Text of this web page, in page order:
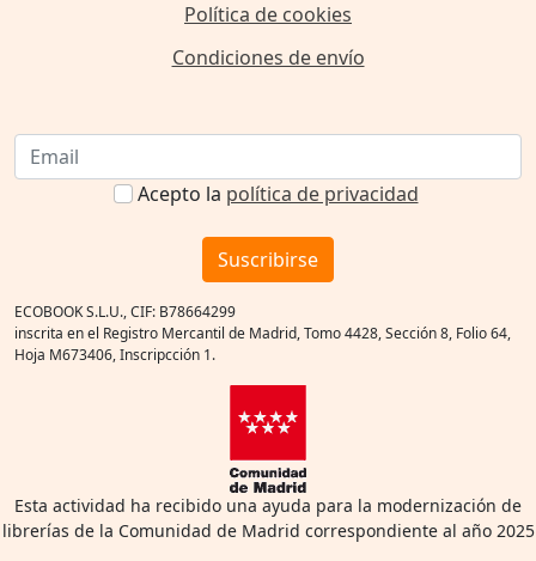
Política de cookies
Condiciones de envío
Acepto la política de privacidad
Suscribirse
ECOBOOK S.L.U., CIF: B78664299
inscrita en el Registro Mercantil de Madrid, Tomo 4428, Sección 8, Folio 64,
Hoja M673406, Inscripcción 1.
Esta actividad ha recibido una ayuda para la modernización de
librerías de la Comunidad de Madrid correspondiente al año 2025